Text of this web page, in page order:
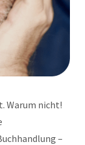
Warum nicht!
–